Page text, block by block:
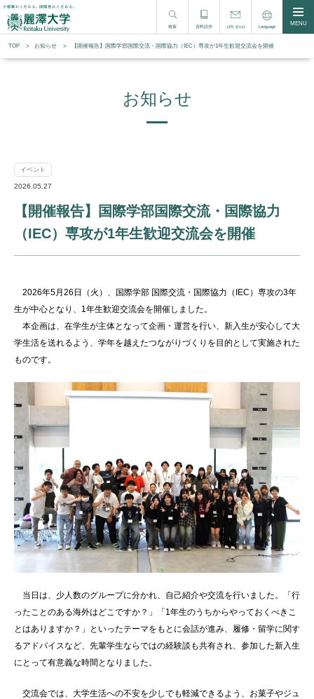
検索 資料請求 お問い合わせ Language MENU
TOP お知らせ 【開催報告】国際学部国際交流・国際協力（IEC）専攻が1年生歓迎交流会を開催
お知らせ
イベント
2026.05.27
【開催報告】国際学部国際交流・国際協力
（IEC）専攻が1年生歓迎交流会を開催
2026年5月26日（火）、国際学部 国際交流・国際協力（IEC）専攻の3年
生が中心となり、1年生歓迎交流会を開催しました。
本企画は、在学生が主体となって企画・運営を行い、新入生が安心して大
学生活を送れるよう、学年を越えたつながりづくりを目的として実施された
ものです。
当日は、少人数のグループに分かれ、自己紹介や交流を行いました。「行
ったことのある海外はどこですか？」「1年生のうちからやっておくべきこ
とはありますか？」といったテーマをもとに会話が進み、履修・留学に関す
るアドバイスなど、先輩学生ならではの経験談も共有され、参加した新入生
にとって有意義な時間となりました。
交流会では、大学生活への不安を少しでも軽減できるよう、お菓子やジュ